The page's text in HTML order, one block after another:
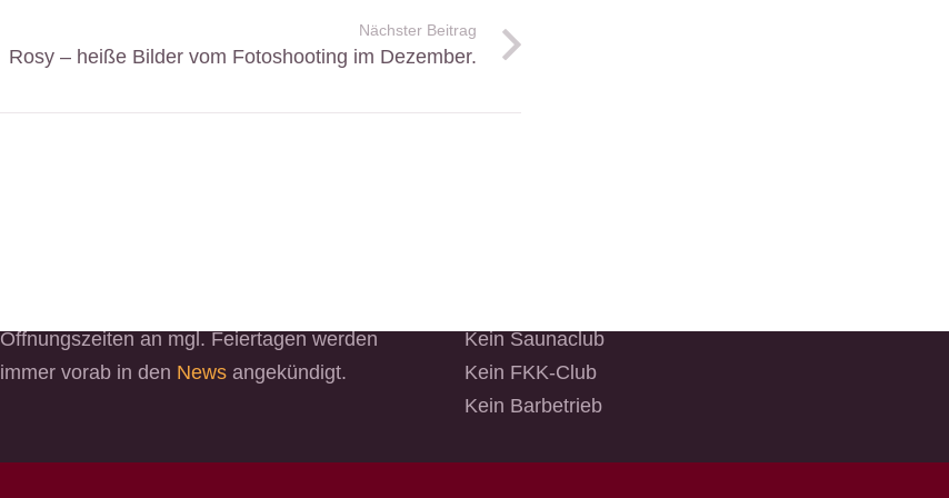
Nächster Beitrag
Rosy – heiße Bilder vom Fotoshooting im Dezember.
Öffnungszeiten an mgl. Feiertagen werden
immer vorab in den Newsangekündigt.
Kein Saunaclub
Kein FKK-Club
Kein Barbetrieb